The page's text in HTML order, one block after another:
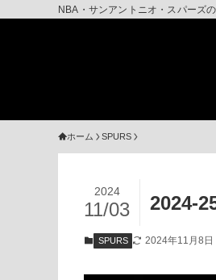
NBA・サンアントニオ・スパーズの
ホーム SPURS
2024-
2024
11/03
SPURS 2024年11月8日